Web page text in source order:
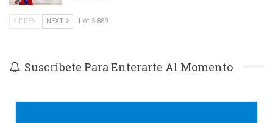
PREV NEXT 1 of 5.889
Suscríbete Para Enterarte Al Momento